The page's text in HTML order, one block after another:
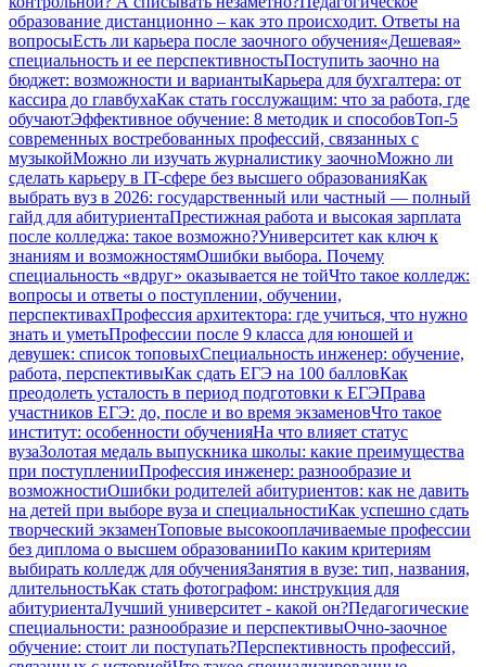
образование дистанционно – как это происходит. Ответы на
вопросыЕсть ли карьера после заочного обучения«Дешевая»
специальность и ее перспективностьПоступить заочно на
бюджет: возможности и вариантыКарьера для бухгалтера: от
кассира до главбухаКак стать госслужащим: что за работа, где
обучаютЭффективное обучение: 8 методик и способовТоп-5
современных востребованных профессий, связанных с
музыкойМожно ли изучать журналистику заочноМожно ли
сделать карьеру в IT-сфере без высшего образованияКак
выбрать вуз в 2026: государственный или частный — полный
гайд для абитуриентаПрестижная работа и высокая зарплата
после колледжа: такое возможно?Университет как ключ к
знаниям и возможностямОшибки выбора. Почему
специальность «вдруг» оказывается не тойЧто такое колледж:
вопросы и ответы о поступлении, обучении,
перспективахПрофессия архитектора: где учиться, что нужно
знать и уметьПрофессии после 9 класса для юношей и
девушек: список топовыхСпециальность инженер: обучение,
работа, перспективыКак сдать ЕГЭ на 100 балловКак
преодолеть усталость в период подготовки к ЕГЭПрава
участников ЕГЭ: до, после и во время экзаменовЧто такое
институт: особенности обученияНа что влияет статус
вузаЗолотая медаль выпускника школы: какие преимущества
при поступленииПрофессия инженер: разнообразие и
возможностиОшибки родителей абитуриентов: как не давить
на детей при выборе вуза и специальностиКак успешно сдать
творческий экзаменТоповые высокооплачиваемые профессии
без диплома о высшем образованииПо каким критериям
выбирать колледж для обученияЗанятия в вузе: тип, названия,
длительностьКак стать фотографом: инструкция для
абитуриентаЛучший университет - какой он?Педагогические
специальности: разнообразие и перспективыОчно-заочное
обучение: стоит ли поступать?Перспективность профессий,